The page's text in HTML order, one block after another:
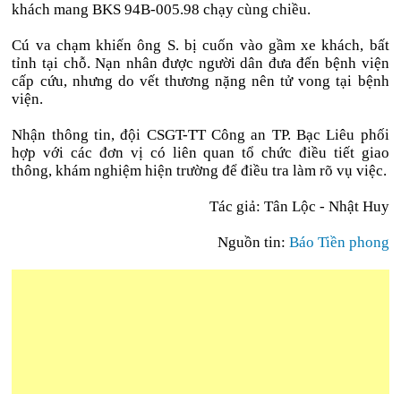
khách mang BKS 94B-005.98 chạy cùng chiều.
Cú va chạm khiến ông S. bị cuốn vào gầm xe khách, bất
tỉnh tại chỗ. Nạn nhân được người dân đưa đến bệnh viện
cấp cứu, nhưng do vết thương nặng nên tử vong tại bệnh
viện.
Nhận thông tin, đội CSGT-TT Công an TP. Bạc Liêu phối
hợp với các đơn vị có liên quan tổ chức điều tiết giao
thông, khám nghiệm hiện trường để điều tra làm rõ vụ việc.
Tác giả: Tân Lộc - Nhật Huy
Nguồn tin: Báo Tiền phong